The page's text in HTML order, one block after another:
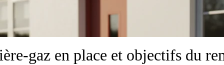
gaz en place et objectifs du